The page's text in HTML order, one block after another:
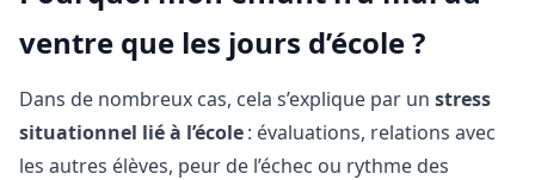
ventre que les jours d’école ?
Dans de nombreux cas, cela s’explique par un stress
situationnel lié à l’école: évaluations, relations avec
les autres élèves, peur de l’échec ou rythme des